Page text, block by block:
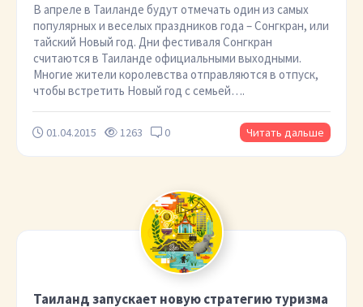
В апреле в Таиланде будут отмечать один из самых
популярных и веселых праздников года – Сонгкран, или
тайский Новый год. Дни фестиваля Сонгкран
считаются в Таиланде официальными выходными.
Многие жители королевства отправляются в отпуск,
чтобы встретить Новый год с семьей….
01.04.2015 1263 0 Читать дальше
Таиланд запускает новую стратегию туризма